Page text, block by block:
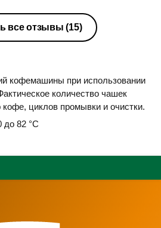
а также
воды, чтобы
самым
не дорогая
все отзывы(15)
кофемашины при использовании
количество чашек
кофе, циклов промывки и очистки.
до 82 °C